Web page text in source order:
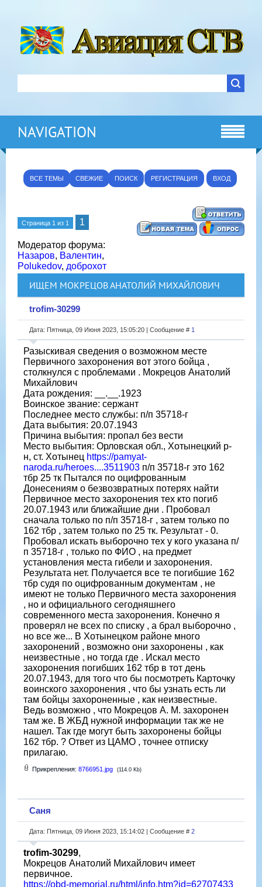
NAVIGATION
ВСЕ ТЕМЫ СВЕЖИЕ ПОИСК РЕГИСТРАЦИЯ ВХОД
Страница 1 из 1 1
Модератор форума:
Назаров, Валентин,
Polukedov, доброхот
ИЩЕМ МОКРЕЦОВ АНАТОЛИЙ МИХАЙЛОВИЧ
trofim-30299
Дата: Пятница, 09 Июня 2023, 15:05:20 | Сообщение # 1
Разыскивая сведения о возможном месте
Первичного захоронения вот этого бойца ,
столкнулся с проблемами . Мокрецов Анатолий
Михайлович
Дата рождения: __.__.1923
Воинское звание: сержант
Последнее место службы: п/п 35718-г
Дата выбытия: 20.07.1943
Причина выбытия: пропал без вести
Место выбытия: Орловская обл., Хотынецкий р-
н, ст. Хотынец https://pamyat-
naroda.ru/heroes....3511903 п/п 35718-г это 162
тбр 25 тк Пытался по оцифрованным
Донесениям о безвозвратных потерях найти
Первичное место захоронения тех кто погиб
20.07.1943 или ближайшие дни . Пробовал
сначала только по п/п 35718-г , затем только по
162 тбр , затем только по 25 тк. Результат - 0.
Пробовал искать выборочно тех у кого указана п/
п 35718-г , только по ФИО , на предмет
установления места гибели и захоронения.
Результата нет. Получается все те погибшие 162
тбр судя по оцифрованным документам , не
имеют не только Первичного места захоронения
, но и официального сегодняшнего
современного места захоронения. Конечно я
проверял не всех по списку , а брал выборочно ,
но все же... В Хотынецком районе много
захоронений , возможно они захоронены , как
неизвестные , но тогда где . Искал место
захоронения погибших 162 тбр в тот день
20.07.1943, для того что бы посмотреть Карточку
воинского захоронения , что бы узнать есть ли
там бойцы захороненные , как неизвестные.
Ведь возможно , что Мокрецов А. М. захоронен
там же. В ЖБД нужной информации так же не
нашел. Так где могут быть захоронены бойцы
162 тбр. ? Ответ из ЦАМО , точнее отписку
прилагаю.
Прикрепления: 8766951.jpg (114.0 Kb)
Саня
Дата: Пятница, 09 Июня 2023, 15:14:02 | Сообщение # 2
trofim-30299,
Мокрецов Анатолий Михайлович имеет
первичное.
https://obd-memorial.ru/html/info.htm?id=62707433